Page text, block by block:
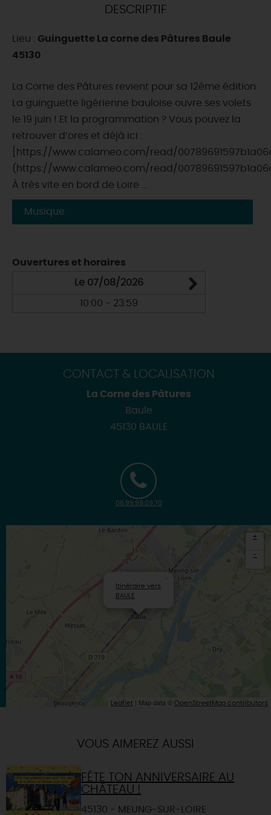
CETTE SEMAINE
TOUT L'AGENDA
DESCRIPTIF
Lieu : Guinguette La corne des Pâtures Baule
45130
La Corne des Pâtures revient pour sa 12ème édition
️La guinguette ligérienne bauloise ouvre ses volets
le 19 juin ! Et la programmation ? Vous pouvez la
retrouver d’ores et déjà ici :
[https://www.calameo.com/read/
(https://www.calameo.com/read/
À très vite en bord de Loire ...
Musique
Ouvertures et horaires
Le 07/08/2026
10:00 - 23:59
CONTACT & LOCALISATION
La Corne des Pâtures
Baule
45130 BAULE
06.99.99.09.70
Itinéraire vers
BAULE
+
-
Leaflet | Map data © OpenStreetMap contributors
VOUS AIMEREZ AUSSI
FÊTE TON ANNIVERSAIRE AU
CHÂTEAU !
45130 - MEUNG-SUR-LOIRE